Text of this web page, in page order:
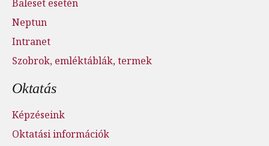
Baleset esetén
Neptun
Intranet
Szobrok, emléktáblák, termek
Oktatás
Képzéseink
Oktatási információk